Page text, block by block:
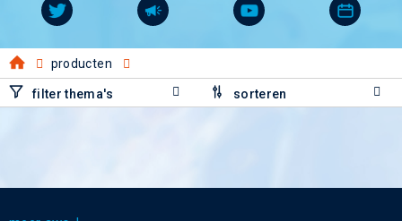
producten
filter thema's sorteren